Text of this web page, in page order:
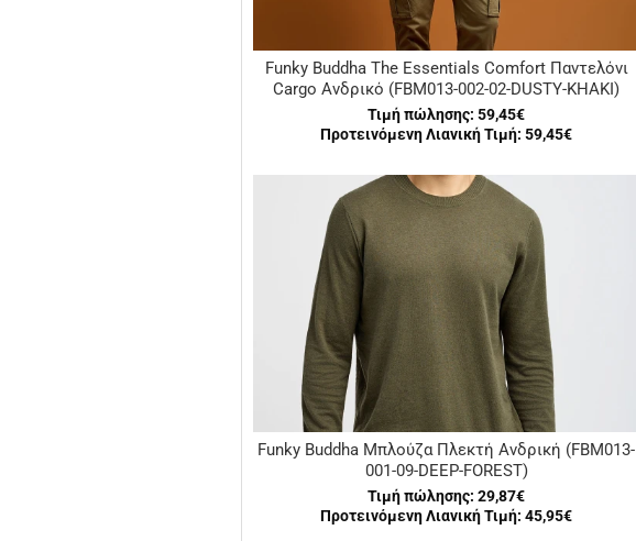
Funky Buddha The Essentials Comfort Παντελόνι
Cargo Ανδρικό (FBM013-002-02-DUSTY-KHAKI)
Τιμή πώλησης: 59,45€
Προτεινόμενη Λιανική Τιμή: 59,45€
Funky Buddha Μπλούζα Πλεκτή Ανδρική (FBM013-
001-09-DEEP-FOREST)
Τιμή πώλησης: 29,87€
Προτεινόμενη Λιανική Τιμή: 45,95€